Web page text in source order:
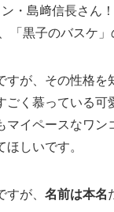
・島﨑信長さん！
「黒子のバスケ
すが、その性格を
く慕っている
イペースなワン
しいです。
が、 名前は本名